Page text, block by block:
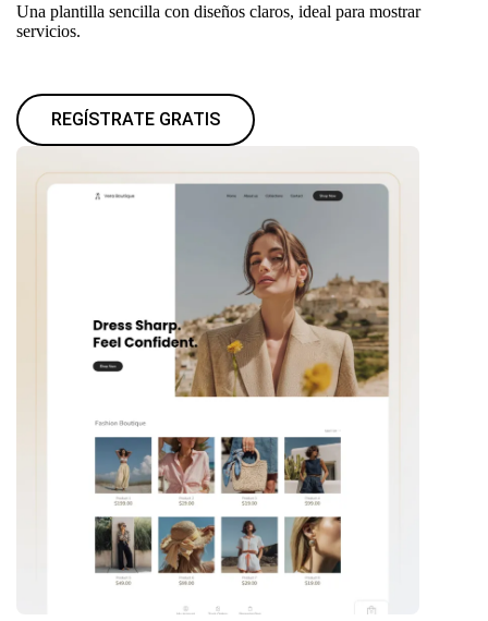
Una plantilla sencilla con diseños claros, ideal para mostrar
servicios.
REGÍSTRATE GRATIS